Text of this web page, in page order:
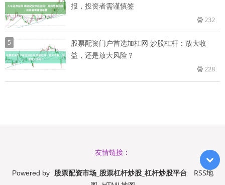
报，投资者需谨慎签
232
5
股票配资门户首选加杠网 炒股杠杆：放大收
益，还是放大风险？
228
友情链接：
Powered by 股票配资市场_股票杠杆炒股_杠杆炒股平台
RSS地